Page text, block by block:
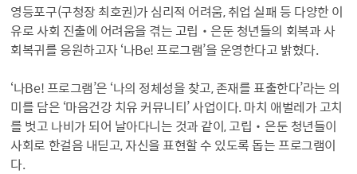
영등포구(구청장 최호권)가 심리적 어려움, 취업 실패 등 다양한 이
유로 사회 진출에 어려움을 겪는 고립‧은둔 청년들의 회복과 사
회복귀를 응원하고자 ‘나­Be! 프로그램’을 운영한다고 밝혔다.
‘나­Be! 프로그램’은 ‘나의 정체성을 찾고, 존재를 표출한다’라는 의
미를 담은 ‘마음건강 치유 커뮤니티’ 사업이다. 마치 애벌레가 고치
를 벗고 나비가 되어 날아다니는 것과 같이, 고립‧은둔 청년들이
사회로 한걸음 내딛고, 자신을 표현할 수 있도록 돕는 프로그램이
다.